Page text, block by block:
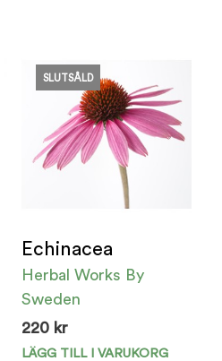
SLUTSÅLD
Echinacea
Herbal Works By
Sweden
220 kr
LÄGG TILL I VARUKORG